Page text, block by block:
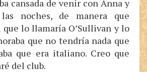
cansada de venir con Anna y
noches, de manera que
lo llamaría O’Sullivan y lo
que no tendría nada que
que era italiano. Creo que
del club.